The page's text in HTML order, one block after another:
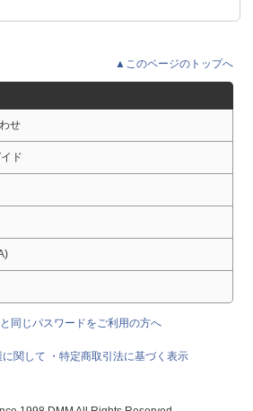
▲このページのトップへ
せ
ド
同じパスワードをご利用の方へ
に関して
・特定商取引法に基づく表示